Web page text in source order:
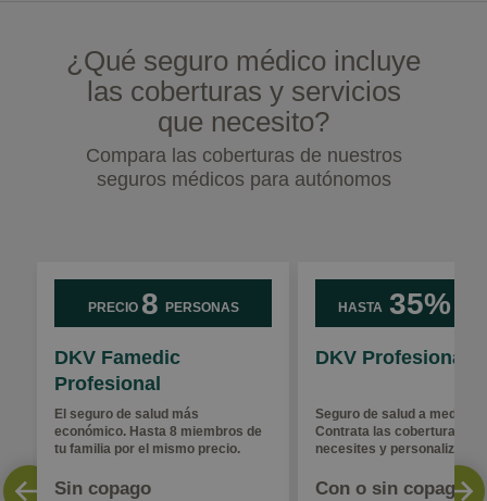
¿Qué seguro médico incluye
las coberturas y servicios
que necesito?
Compara las coberturas de nuestros
seguros médicos para autónomos
PRECIO 8 PERSONAS
DKV Famedic
Profesional
El seguro de salud más
económico. Hasta 8 miembros de
tu familia por el mismo precio.
Sin copago
HASTA 35%
DKV Profesional
Seguro de salud a medida.
Contrata las coberturas
necesites y personaliza tu
Con o sin copago